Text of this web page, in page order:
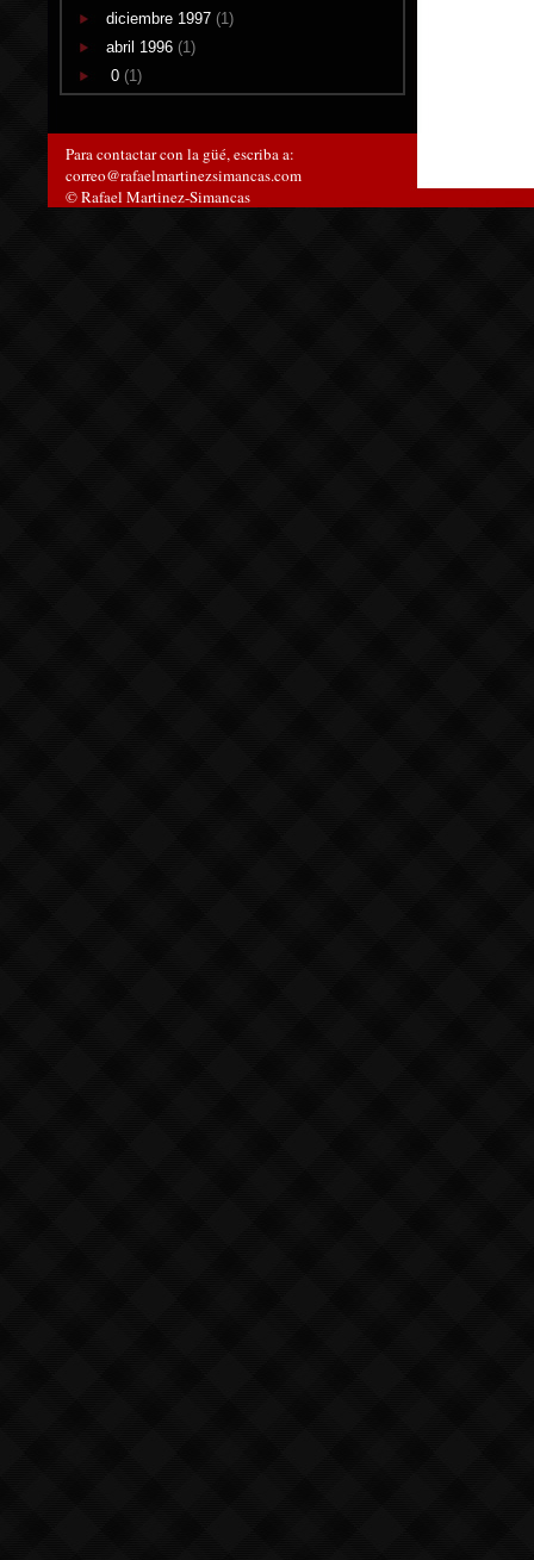
diciembre 1997 (1)
abril 1996 (1)
0 (1)
Para contactar con la güé, escriba a:
correo@rafaelmartinezsimancas.com
© Rafael Martinez-Simancas